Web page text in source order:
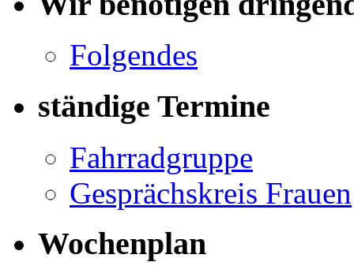
Folgendes
ständige Termine
Fahrradgruppe
Gesprächskreis Frauen
Wochenplan